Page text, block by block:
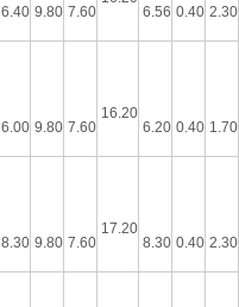
6.40 9.80 7.60
6.56 0.40 2.30
6.00 9.80 7.60
16.20
6.20 0.40 1.70
8.30 9.80 7.60
17.20
8.30 0.40 2.30